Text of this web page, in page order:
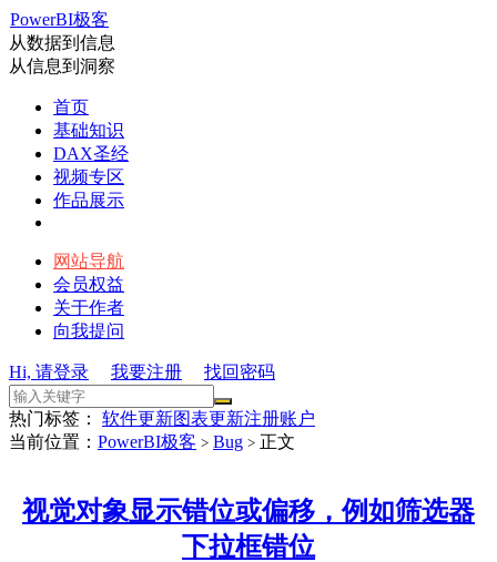
PowerBI极客
从数据到信息
从信息到洞察
首页
基础知识
DAX圣经
视频专区
作品展示
网站导航
会员权益
关于作者
向我提问
Hi, 请登录 我要注册 找回密码
热门标签： 软件更新图表更新注册账户
当前位置： PowerBI极客 > Bug > 正文
视觉对象显示错位或偏移，例如筛选器
下拉框错位